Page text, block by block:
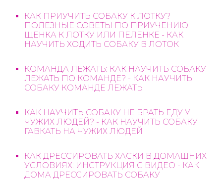
КАК ПРИУЧИТЬ СОБАКУ К ЛОТКУ?
ПОЛЕЗНЫЕ СОВЕТЫ ПО ПРИУЧЕНИЮ
ЩЕНКА К ЛОТКУ ИЛИ ПЕЛЕНКЕ - КАК
НАУЧИТЬ ХОДИТЬ СОБАКУ В ЛОТОК
КОМАНДА ЛЕЖАТЬ: КАК НАУЧИТЬ СОБАКУ
ЛЕЖАТЬ ПО КОМАНДЕ? - КАК НАУЧИТЬ
СОБАКУ КОМАНДЕ ЛЕЖАТЬ
КАК НАУЧИТЬ СОБАКУ НЕ БРАТЬ ЕДУ У
ЧУЖИХ ЛЮДЕЙ? - КАК НАУЧИТЬ СОБАКУ
ГАВКАТЬ НА ЧУЖИХ ЛЮДЕЙ
КАК ДРЕССИРОВАТЬ ХАСКИ В ДОМАШНИХ
УСЛОВИЯХ: ИНСТРУКЦИЯ С ВИДЕО - КАК
ДОМА ДРЕССИРОВАТЬ СОБАКУ